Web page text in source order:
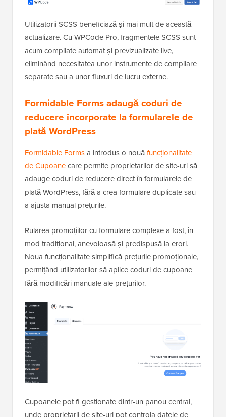
Utilizatorii SCSS beneficiază și mai mult de această
actualizare. Cu WPCode Pro, fragmentele SCSS sunt
acum compilate automat și previzualizate live,
eliminând necesitatea unor instrumente de compilare
separate sau a unor fluxuri de lucru externe.
Formidable Forms adaugă coduri de
reducere încorporate la formularele de
plată WordPress
Formidable Formsa introdus o nouăfuncționalitate
de Cupoanecare permite proprietarilor de site-uri să
adauge coduri de reducere direct în formularele de
plată WordPress, fără a crea formulare duplicate sau
a ajusta manual prețurile.
Rularea promoțiilor cu formulare complexe a fost, în
mod tradițional, anevoioasă și predispusă la erori.
Noua funcționalitate simplifică prețurile promoționale,
permițând utilizatorilor să aplice coduri de cupoane
fără modificări manuale ale prețurilor.
Cupoanele pot fi gestionate dintr-un panou central,
unde proprietarii de site-uri pot controla datele de